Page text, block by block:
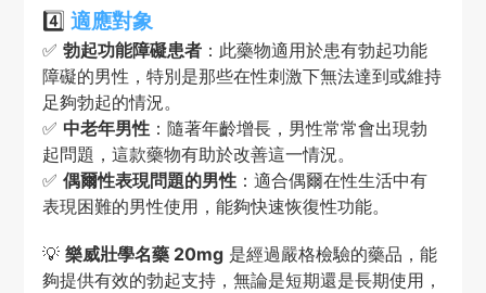
4️⃣ 適應對象
✅ 勃起功能障礙患者：此藥物適用於患有勃起功能
障礙的男性，特別是那些在性刺激下無法達到或維持
足夠勃起的情況。
✅ 中老年男性：隨著年齡增長，男性常常會出現勃
起問題，這款藥物有助於改善這一情況。
✅ 偶爾性表現問題的男性：適合偶爾在性生活中有
表現困難的男性使用，能夠快速恢復性功能。
💡 樂威壯學名藥 20mg是經過嚴格檢驗的藥品，能
夠提供有效的勃起支持，無論是短期還是長期使用，